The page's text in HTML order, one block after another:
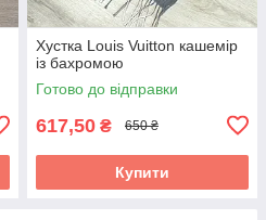
Хустка Louis Vuitton кашемір
із бахромою
Готово до відправки
617,50 ₴ 650 ₴
Купити